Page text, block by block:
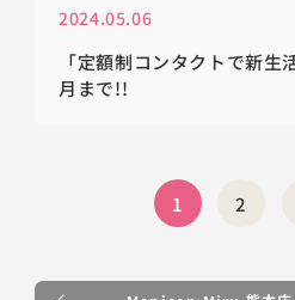
2024.05.06
「定額制コンタクトで新
月まで!!
1 2